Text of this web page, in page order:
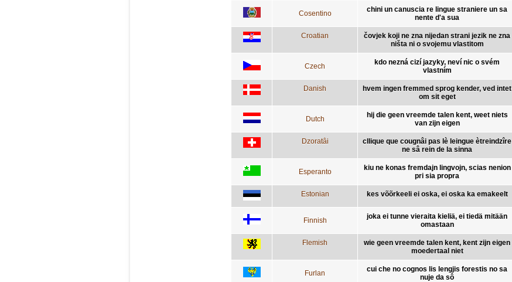
Cosentino
chini un canuscia re lingue straniere un sa
nente d'a sua
Croatian
čovjek koji ne zna nijedan strani jezik ne zna
ništa ni o svojemu vlastitom
Czech
kdo nezná cizí jazyky, neví nic o svém
vlastním
Danish
hvem ingen fremmed sprog kender, ved intet
om sit eget
Dutch
hij die geen vreemde talen kent, weet niets
van zijn eigen
Dzoratâi
cllique que cougnâi pas lè leingue ètreindzîre
ne sâ rein de la sinna
Esperanto
kiu ne konas fremdajn lingvojn, scias nenion
pri sia propra
Estonian kes võõrkeeli ei oska, ei oska ka emakeelt
Finnish
joka ei tunne vieraita kieliä, ei tiedä mitään
omastaan
Flemish
wie geen vreemde talen kent, kent zijn eigen
moedertaal niet
Furlan
cui che no cognos lis lengjis forestis no sa
nuje da sô